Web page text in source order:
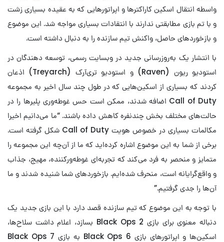
واسطه انتقال اسکین کاراکترها و اپراتورهایی که به عقیده بسیاری زشت
و با تم بازی مطابقتی ندارند با انتقادات بسیاری مواجه شد. این موضوع
و بازخوردهای حاصل، واکنش تیم سازنده را به دنبال داشته است.
با انتشار یک به‌روزرسانی جدید در وبسایت رسمی، توسعه دهندگان در
استودیو ریون (Raven) و استودیو تری‌آرک (Treyarch) اذعان
کردند که بسیاری از اسکین‌هایی که در طول چند سال اخیر به مجموعه
Call of Duty اضافه شدند، ممکن است حس غوطه‌وری پلیرها را در
حالت‌های مختلف بخش چندنفره کاهش داده باشند. “ما می‌دانیم اخیرا
مکالمات بسیاری در خصوص هویت Call of Duty شکل گرفته است.
برخی از شما به این موضوع اشاره کرده‌اید که ما از آن‌چه این مجموعه را
متمایز و منحصر به فرد می‌کند که تجربه‌ای غوطه‌ورکننده، مهیج، جذاب
و واقع‌گرایانه است، منحرف شده‌ایم. بازخوردهای شما شنیده شدند و ما
آن‌ها را جدی گرفتیم.”
با توجه به این موضوع که تیم سازنده قصد دارد با این بازی جدید یک
دنباله معنوی برای بازی Black Ops 2 بسازد، اعلام داشت سلاح‌ها،
اسکین‌ها و اپراتورهای بازی Black Ops 6 به بازی Black Ops 7